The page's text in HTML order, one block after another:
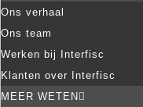
Ons verhaal
Ons team
Werken bij Interfisc
Klanten over Interfisc
MEER WETEN